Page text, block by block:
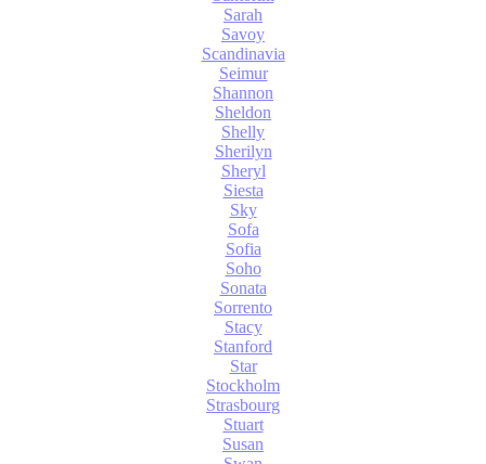
Sarah
Savoy
Scandinavia
Seimur
Shannon
Sheldon
Shelly
Sherilyn
Sheryl
Siesta
Sky
Sofa
Sofia
Soho
Sonata
Sorrento
Stacy
Stanford
Star
Stockholm
Strasbourg
Stuart
Susan